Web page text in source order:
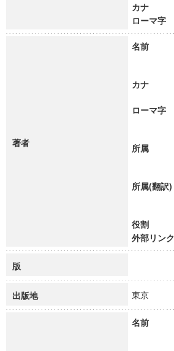
カナ
ローマ字
著者
名前
カナ
ローマ字
所属
所属(翻訳)
役割
外部リンク
版
出版地 東京
名前